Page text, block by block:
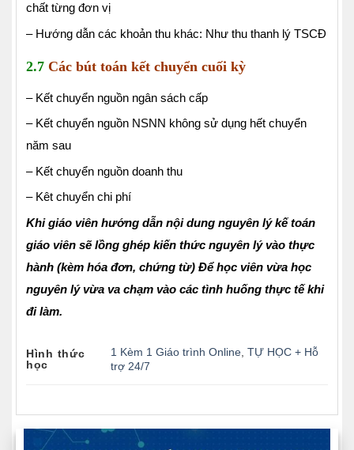
chất từng đơn vị
– Hướng dẫn các khoản thu khác: Như thu thanh lý TSCĐ
2.7 Các bút toán kết chuyển cuối kỳ
– Kết chuyển nguồn ngân sách cấp
– Kết chuyển nguồn NSNN không sử dụng hết chuyển
năm sau
– Kết chuyển nguồn doanh thu
– Kêt chuyển chi phí
Khi giáo viên hướng dẫn nội dung nguyên lý kế toán
giáo viên sẽ lồng ghép kiến thức nguyên lý vào thực
hành (kèm hóa đơn, chứng từ) Để học viên vừa học
nguyên lý vừa va chạm vào các tình huống thực tế khi
đi làm.
Hình thức
học
1 Kèm 1 Giáo trình Online, TỰ HỌC + Hỗ
trợ 24/7